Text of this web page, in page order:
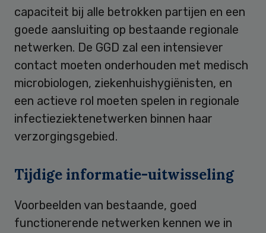
capaciteit bij alle betrokken partijen en een
goede aansluiting op bestaande regionale
netwerken. De GGD zal een intensiever
contact moeten onderhouden met medisch
microbiologen, ziekenhuishygiënisten, en
een actieve rol moeten spelen in regionale
infectieziektenetwerken binnen haar
verzorgingsgebied.
Tijdige informatie-uitwisseling
Voorbeelden van bestaande, goed
functionerende netwerken kennen we in